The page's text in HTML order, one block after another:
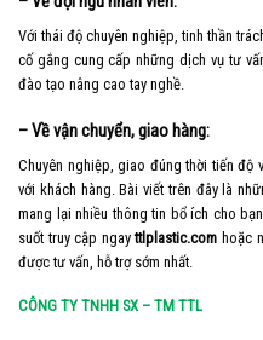
Với thái độ chuyên nghiệp, tinh thần
cố gắng cung cấp những dịch vụ tư
đào tạo nâng cao tay nghề.
– Về vận chuyển, giao hàng:
Chuyên nghiệp, giao đúng thời tiến độ
với khách hàng. Bài viết trên đây là
mang lại nhiều thông tin bổ ích cho
suốt truy cập ngayttlplastic.com hoặc
được tư vấn, hỗ trợ sớm nhất.
CÔNG TY TNHH SX – TM TTL